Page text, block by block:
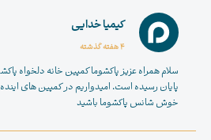
کیمیا خدایی
4 هفته گذشته
سلام همراه عزیز پاکشوما کمپین خانه دلخواه
پایان رسیده است. امیدواریم در کمپین های
خوش شانس پاکشوما باشید